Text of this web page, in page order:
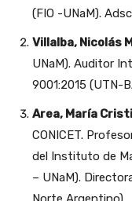
(FIO -UNaM).
Villalba, Nicolás
UNaM). Auditor
9001:2015 (UTN-
Area, María
CONICET.
del Instituto de
– UNaM).